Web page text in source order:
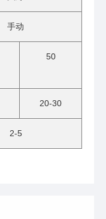
手动
50
20-30
2-5